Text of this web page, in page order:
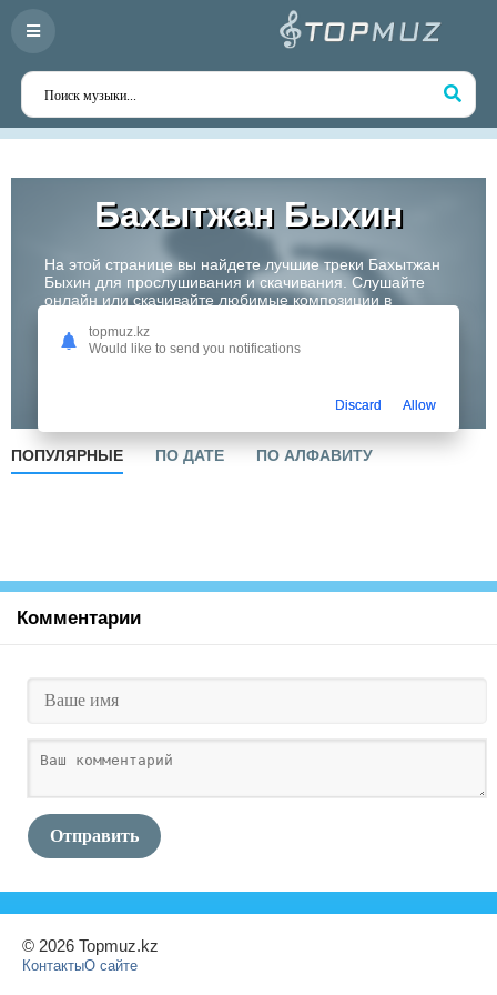
Бахытжан Быхин
На этой странице вы найдете лучшие треки Бахытжан
Быхин для прослушивания и скачивания. Слушайте
онлайн или скачивайте любимые композиции в
одного из самых перспективных артистов Казахстана!
ПОПУЛЯРНЫЕ ПО ДАТЕ ПО АЛФАВИТУ
Комментарии
Отправить
© 2026 Topmuz.kz
КонтактыО сайте
topmuz.kz
Would like to send you notifications
Discard Allow